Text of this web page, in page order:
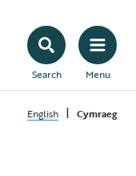
Search Menu
English | Cymraeg